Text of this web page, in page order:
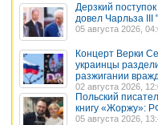
Дерзкий
довел Чарльза III
05 августа 2026,
Концерт Верки
украинцы
разжигании
02 августа 2026,
Польский
книгу «Жоржу»:
05 августа 2026,